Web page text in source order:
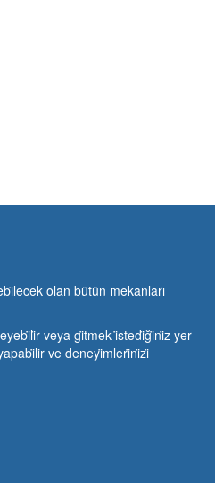
olan bütün mekanları
veya gi̇tmek i̇stedi̇ği̇ni̇z yer
ve deneyi̇mleri̇ni̇zi̇